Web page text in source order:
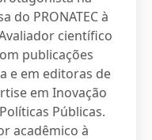
do PRONATEC à
científico
publicações
e em editoras de
em Inovação
Públicas.
acadêmico à